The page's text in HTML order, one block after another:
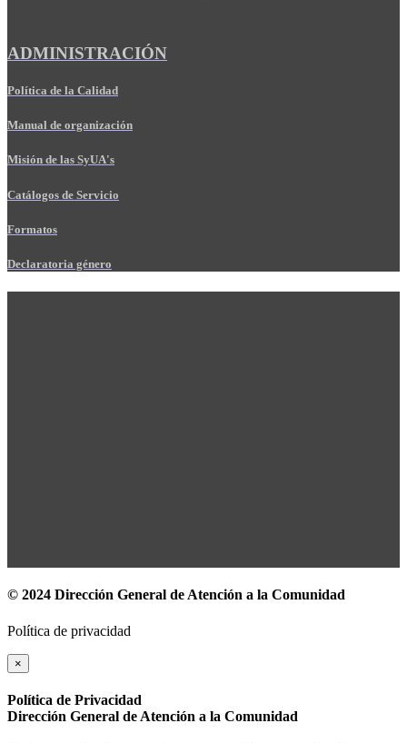
ADMINISTRACIÓN
Política de la Calidad
Manual de organización
Misión de las SyUA's
Catálogos de Servicio
Formatos
Declaratoria género
© 2024 Dirección General de Atención a la Comunidad
Política de privacidad
×
Política de Privacidad
Dirección General de Atención a la Comunidad